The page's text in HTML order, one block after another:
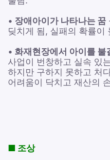
• 장애아이가 나타나는 꿈
딪치게 됨, 실패의 확률이
• 화재현장에서 아이를 불
사업이 번창하고 실속 있
하지만 구하지 못하고 처
어려움이 닥치고 재산의
■ 조상